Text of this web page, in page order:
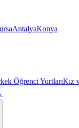
AntalyaKonya
Öğrenci YurtlarıKız